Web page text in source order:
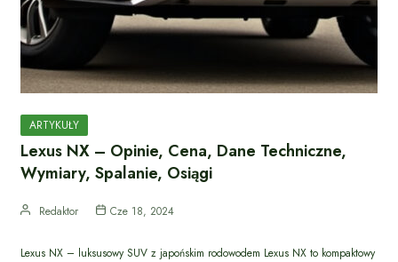
ARTYKUŁY
Lexus NX – Opinie, Cena, Dane Techniczne,
Wymiary, Spalanie, Osiągi
Redaktor Cze 18, 2024
Lexus NX – luksusowy SUV z japońskim rodowodem Lexus NX to kompaktowy